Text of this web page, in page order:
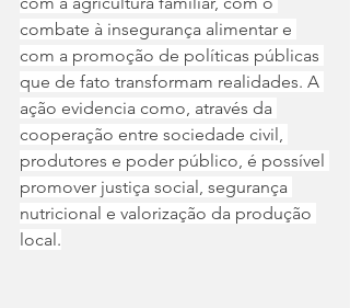
combate à insegurança alimentar e
com a promoção de políticas públicas
que de fato transformam realidades. A
ação evidencia como, através da
cooperação entre sociedade civil,
produtores e poder público, é possível
promover justiça social, segurança
nutricional e valorização da produção
local.